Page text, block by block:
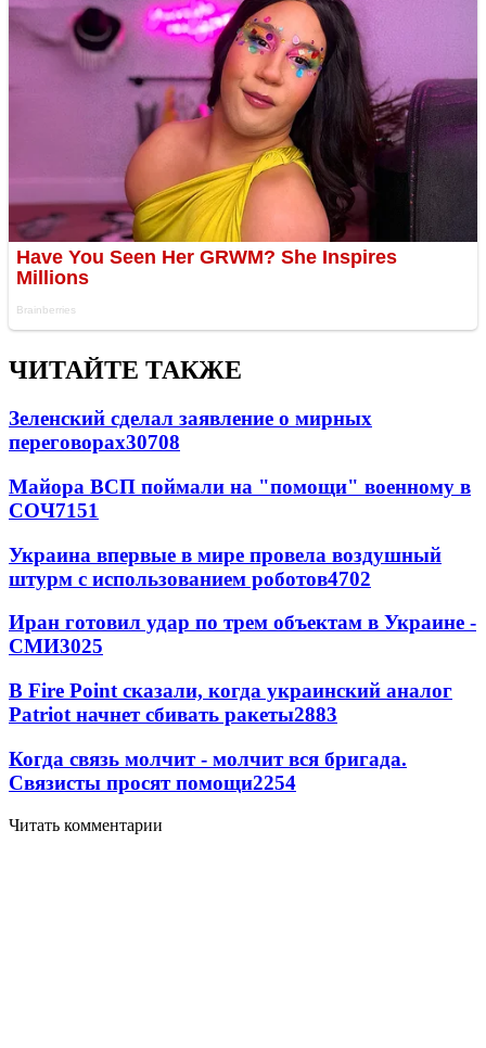
ЧИТАЙТЕ ТАКЖЕ
Зеленский сделал заявление о мирных
переговорах30708
Майора ВСП поймали на "помощи" военному в
СОЧ7151
Украина впервые в мире провела воздушный
штурм с использованием роботов4702
Иран готовил удар по трем объектам в Украине -
СМИ3025
В Fire Point сказали, когда украинский аналог
Patriot начнет сбивать ракеты2883
Когда связь молчит - молчит вся бригада.
Связисты просят помощи2254
Читать комментарии